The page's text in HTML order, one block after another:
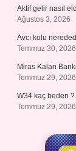
Aktif gelir nasıl
Ağustos 3, 2026
Avcı kolu
Temmuz 30, 2026
Miras Kalan
Temmuz 29, 2026
W34 kaç beden ?
Temmuz 29, 2026